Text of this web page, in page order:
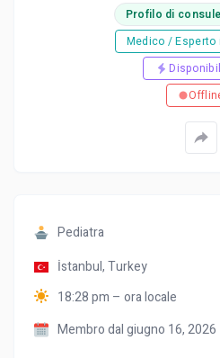
Profilo di
Medico / Esperto
Pediatra
İstanbul,Turkey
18:28 pm – ora locale
Membro dal giugno 16, 2026